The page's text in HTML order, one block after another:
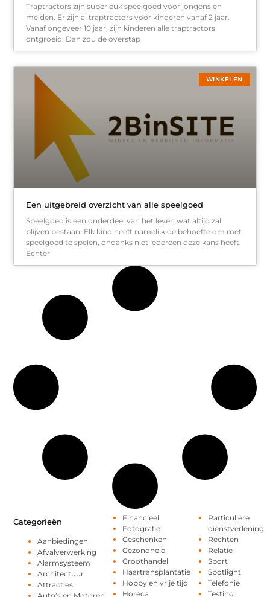
Traptractors zijn superleuk speelgoed voor jongens en
meiden. Er zijn al traptractors voor kinderen vanaf 2 jaar.
Vanaf ongeveer 10 jaar, zijn kinderen alle traptractors
ontgroeid. Dan zou de overstap
WINKELEN
Een uitgebreid overzicht van alle speelgoed
Speelgoed is een onderdeel van het leven wat altijd zal
blijven bestaan. Elk kind heeft namelijk de behoefte om met
speelgoed te spelen, ondanks niet iedereen deze kans heeft.
Echter
Categorieën
Aanbiedingen
Afvalverwerking
Alarmsysteem
Architectuur
Attracties
Financieel
Fotografie
Geschenken
Gezondheid
Groothandel
Haartransplantatie
Hobby en vrije tijd
Horeca
Particuliere
dienstverlening
Rechten
Relatie
Sport
Spotlight
Telefonie
Testing